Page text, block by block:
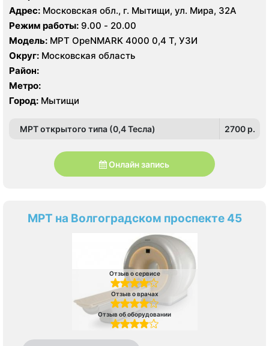
Адрес: Московская обл., г. Мытищи, ул. Мира, 32А
Режим работы: 9.00 - 20.00
Модель: МРТ OpeNMARK 4000 0,4 Т, УЗИ
Округ: Московская область
Район:
Метро:
Город: Мытищи
МРТ открытого типа (0,4 Тесла) 2700 p.
Онлайн запись
МРТ на Волгоградском проспекте 45
Отзыв о сервисе
Отзыв о врачах
Отзыв об оборудовании